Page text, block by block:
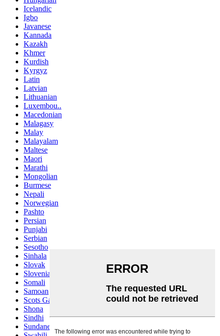
Icelandic
Igbo
Javanese
Kannada
Kazakh
Khmer
Kurdish
Kyrgyz
Latin
Latvian
Lithuanian
Luxembou..
Macedonian
Malagasy
Malay
Malayalam
Maltese
Maori
Marathi
Mongolian
Burmese
Nepali
Norwegian
Pashto
Persian
Punjabi
Serbian
Sesotho
Sinhala
Slovak
Slovenian
Somali
Samoan
Scots Gaelic
Shona
Sindhi
Sundanese